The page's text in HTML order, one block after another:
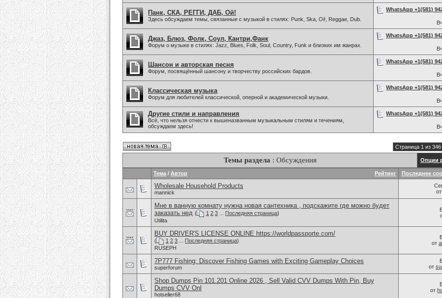
Панк, СКА, РЕГГИ, ДАБ, Ой!
Здесь обсуждаем темы, связанные с музыкой в стилях: Punk, Ska, Oi!, Reggae, Dub.
WhatsApp +1(581)
Джаз, Блюз, Фолк, Соул, Кантри,Фанк
Форум о музыке в стилях: Jazz, Blues, Folk, Soul, Country, Funk и близких им жанрах.
WhatsApp +1(581)
Шансон и авторская песня
Форум, посвящённый шансону и творчеству российских бардов.
WhatsApp +1(581)
Классическая музыка
Форум для любителей классической, оперной и академической музыки.
WhatsApp +1(581)
Другие стили и направления
Всё, что нельзя отнести к вышеназванным музыкальным стилям и течениям,
обсуждаем здесь!
WhatsApp +1(581)
Страница 1 из 346
Темы раздела : Обсуждения Опции
Рейтинг
Тема / Автор Последнее
Wholesale Household Products
mannick
от
Мне в ванную комнату нужна новая сантехника , подскажите где можно будет
заказать нед ( 1 2 3 Последняя страница)
Utilita
BUY DRIVER'S LICENSE ONLINE https://worldpassporte.com/
( 1 2 3 Последняя страница)
RUSEPH
от
7P777 Fishing: Discover Fishing Games with Exciting Gameplay Choices
superforum
от
Shop Dumps Pin 101.201 Online 2026 , Sell Valid CVV Dumps With Pin, Buy
Dumps CVV Onl
hotseller68
от